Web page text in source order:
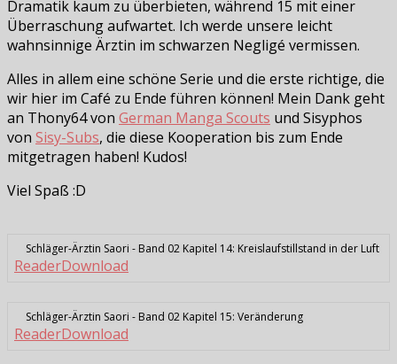
Dramatik kaum zu überbieten, während 15 mit einer
Überraschung aufwartet. Ich werde unsere leicht
wahnsinnige Ärztin im schwarzen Negligé vermissen.
Alles in allem eine schöne Serie und die erste richtige, die
wir hier im Café zu Ende führen können! Mein Dank geht
an Thony64 von German Manga Scouts und Sisyphos
von Sisy-Subs, die diese Kooperation bis zum Ende
mitgetragen haben! Kudos!
Viel Spaß :D
Schläger-Ärztin Saori - Band 02 Kapitel 14: Kreislaufstillstand in der Luft
ReaderDownload
Schläger-Ärztin Saori - Band 02 Kapitel 15: Veränderung
ReaderDownload